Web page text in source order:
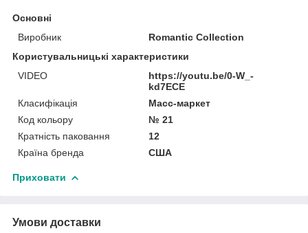
Основні
Виробник
Romantic Collection
Користувальницькі характеристики
VIDEO
https://youtu.be/0-W_-
kd7ECE
Класифікація
Масс-маркет
Код кольору
№ 21
Кратність паковання
12
Країна бренда
США
Приховати
Умови доставки